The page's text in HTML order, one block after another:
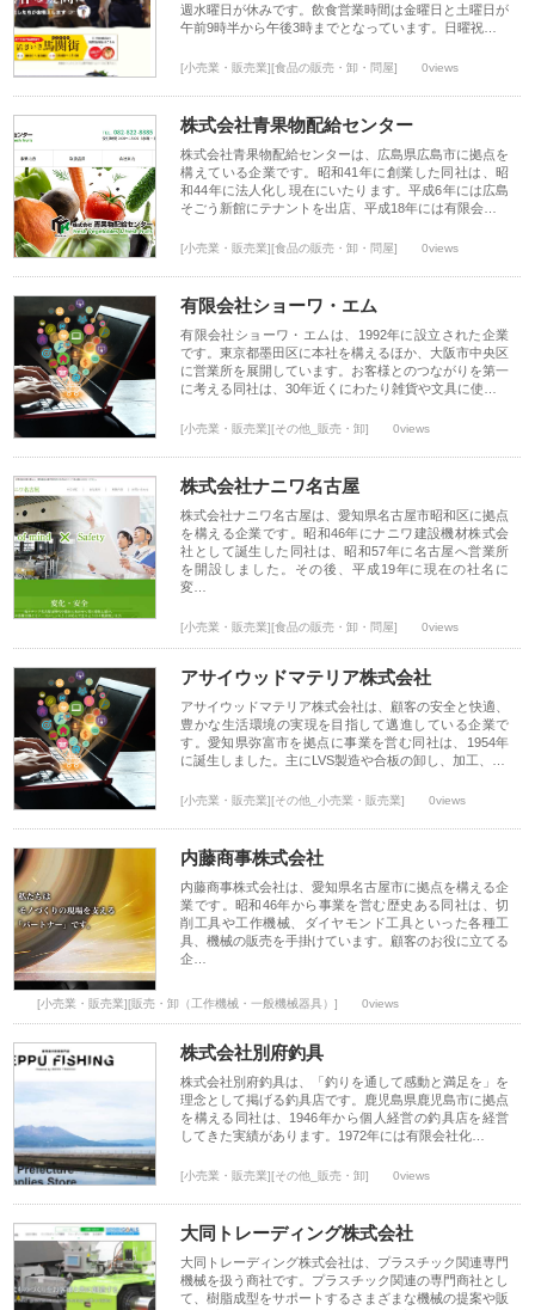
週水曜日が休みです。飲食営業時間は金曜日と土曜日が
午前9時半から午後3時までとなっています。日曜祝…
[小売業・販売業][食品の販売・卸・問屋] 0views
株式会社青果物配給センター
株式会社青果物配給センターは、広島県広島市に拠点を
構えている企業です。昭和41年に創業した同社は、昭
和44年に法人化し現在にいたります。平成6年には広島
そごう新館にテナントを出店、平成18年には有限会…
[小売業・販売業][食品の販売・卸・問屋] 0views
有限会社ショーワ・エム
有限会社ショーワ・エムは、1992年に設立された企業
です。東京都墨田区に本社を構えるほか、大阪市中央区
に営業所を展開しています。お客様とのつながりを第一
に考える同社は、30年近くにわたり雑貨や文具に使…
[小売業・販売業][その他_販売・卸] 0views
株式会社ナニワ名古屋
株式会社ナニワ名古屋は、愛知県名古屋市昭和区に拠点
を構える企業です。昭和46年にナニワ建設機材株式会
社として誕生した同社は、昭和57年に名古屋へ営業所
を開設しました。その後、平成19年に現在の社名に
変…
[小売業・販売業][食品の販売・卸・問屋] 0views
アサイウッドマテリア株式会社
アサイウッドマテリア株式会社は、顧客の安全と快適、
豊かな生活環境の実現を目指して邁進している企業で
す。愛知県弥富市を拠点に事業を営む同社は、1954年
に誕生しました。主にLVS製造や合板の卸し、加工、…
[小売業・販売業][その他_小売業・販売業] 0views
内藤商事株式会社
内藤商事株式会社は、愛知県名古屋市に拠点を構える企
業です。昭和46年から事業を営む歴史ある同社は、切
削工具や工作機械、ダイヤモンド工具といった各種工
具、機械の販売を手掛けています。顧客のお役に立てる
企…
[小売業・販売業][販売・卸（工作機械・一般機械器具）] 0views
株式会社別府釣具
株式会社別府釣具は、「釣りを通して感動と満足を」を
理念として掲げる釣具店です。鹿児島県鹿児島市に拠点
を構える同社は、1946年から個人経営の釣具店を経営
してきた実績があります。1972年には有限会社化…
[小売業・販売業][その他_販売・卸] 0views
大同トレーディング株式会社
大同トレーディング株式会社は、プラスチック関連専門
機械を扱う商社です。プラスチック関連の専門商社とし
て、樹脂成型をサポートするさまざまな機械の提案や販